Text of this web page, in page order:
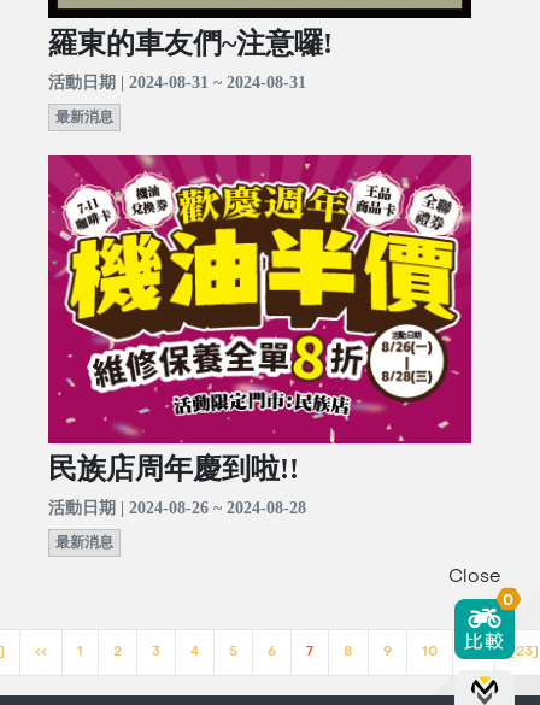
羅東的車友們~注意囉!
活動日期 | 2024-08-31 ~ 2024-08-31
最新消息
民族店周年慶到啦!!
活動日期 | 2024-08-26 ~ 2024-08-28
最新消息
<< 1 2 3 4 5 6 7 8 9 10 >> [23]
Close
0